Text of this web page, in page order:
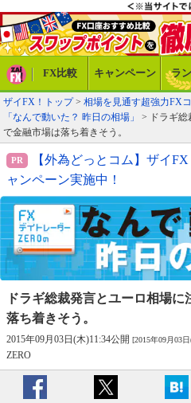
FX比較 キャンペーン ラ
ザイFX！トップ> 相場を見通す超強力FX
「なんで動いた？ 昨日の相場」
> ドラギ総
で金融市場は落ち着きそう。
【外為どっとコム】ザイ
ャンペーン実施中！
ドラギ総裁発言とユーロ相場に
落ち着きそう。
2015年09月03日(木)11:34公開 [2015年09月03
ZERO